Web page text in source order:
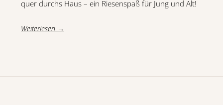
quer durchs Haus – ein Riesenspaß für Jung und Alt!
Weiterlesen →